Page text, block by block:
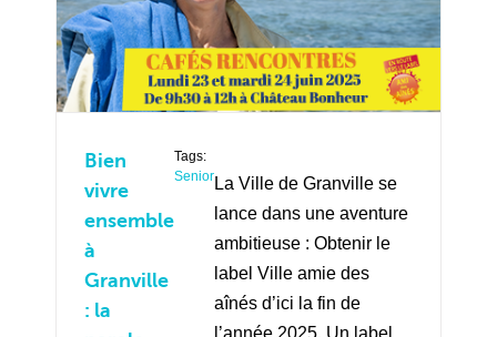
Bien
vivre
ensemble
à
Granville
: la
Tags:
Senior La Ville de Granville se
lance dans une aventure
ambitieuse : Obtenir le
label Ville amie des
aînés d’ici la fin de
l’année 2025. Un label